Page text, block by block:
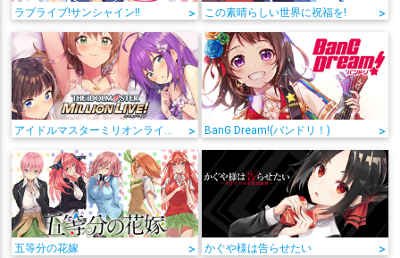
ラブライブ!サンシャイン!! > この素晴らしい世界に祝福を! >
> BanG Dream!(バンドリ！) >
五等分の花嫁 > かぐや様は告らせたい >